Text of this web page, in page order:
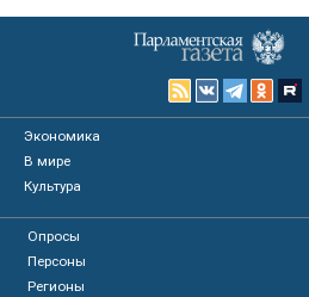
Экономика
В мире
Культура
Опросы
Персоны
Регионы